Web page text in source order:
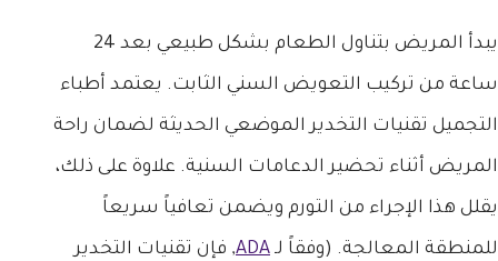
يبدأ المريض بتناول الطعام بشكل طبيعي بعد 24
ساعة من تركيب التعويض السني الثابت. يعتمد أطباء
التجميل تقنيات التخدير الموضعي الحديثة لضمان راحة
المريض أثناء تحضير الدعامات السنية. علاوة على ذلك،
يقلل هذا الإجراء من التورم ويضمن تعافياً سريعاً
للمنطقة المعالجة. (وفقاً لـ ADA, فإن تقنيات التخدير